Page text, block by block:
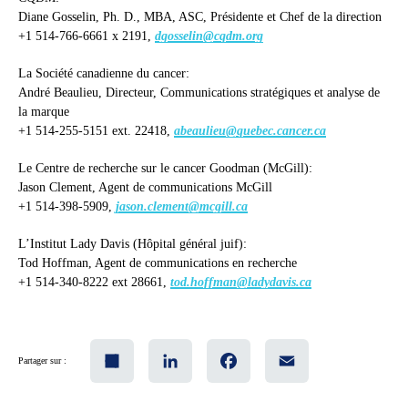
Diane Gosselin, Ph. D., MBA, ASC, Présidente et Chef de la direction
+1 514-766-6661 x 2191, dgosselin@cqdm.org
La Société canadienne du cancer:
André Beaulieu, Directeur, Communications stratégiques et analyse de
la marque
+1 514-255-5151 ext. 22418, abeaulieu@quebec.cancer.ca
Le Centre de recherche sur le cancer Goodman (McGill):
Jason Clement, Agent de communications McGill
+1 514-398-5909, jason.clement@mcgill.ca
L’Institut Lady Davis (Hôpital général juif):
Tod Hoffman, Agent de communications en recherche
+1 514-340-8222 ext 28661, tod.hoffman@ladydavis.ca
Partager sur :